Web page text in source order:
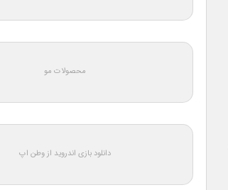
محصولات مو
دانلود بازی اندروید از وطن اپ